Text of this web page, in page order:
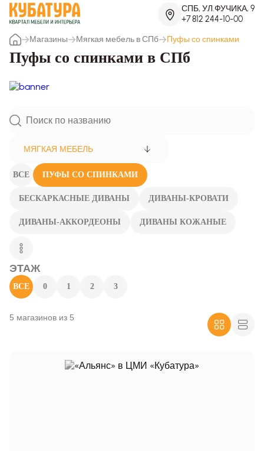
СПБ, УЛ.ФУЧИКА, 9
+7 812 244-10-00
Магазины
Мягкая мебель в СПб Пуфы со спинками
Пуфы со спинками в СПб
МЯГКАЯ МЕБЕЛЬ
ВСЕ ПУФЫ СО СПИНКАМИ
БЕСКАРКАСНЫЕ ДИВАНЫ ДИВАНЫ-КРОВАТИ
ДИВАНЫ-АККОРДЕОНЫ ДИВАНЫ КОЖАНЫЕ
ЭТАЖ
ВСЕ 0 1 2 3
5 магазинов из 5